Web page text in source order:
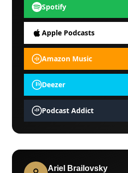
Spotify
Apple Podcasts
Amazon Music
Deezer
Podcast Addict
Ariel Brailovsky